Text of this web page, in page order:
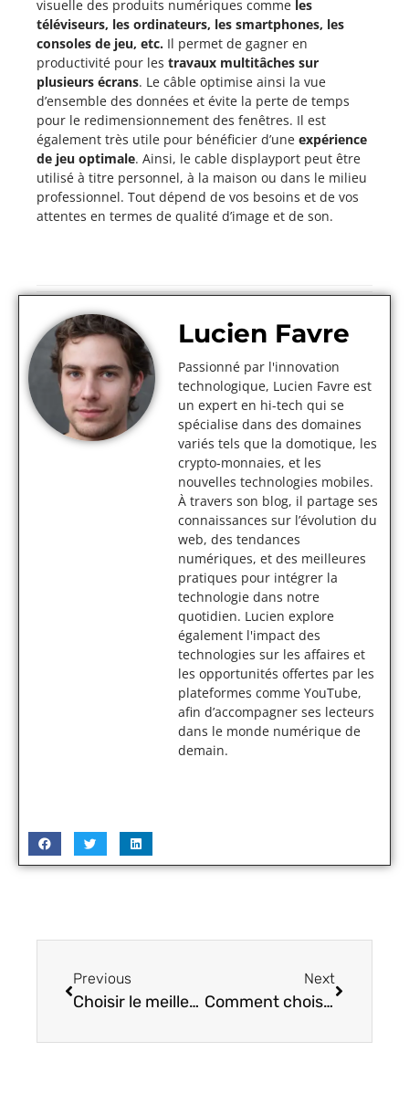
visuelle des produits numériques comme les
téléviseurs, les ordinateurs, les smartphones, les
consoles de jeu, etc. Il permet de gagner en
productivité pour les travaux multitâches sur
plusieurs écrans. Le câble optimise ainsi la vue
d’ensemble des données et évite la perte de temps
pour le redimensionnement des fenêtres. Il est
également très utile pour bénéficier d’une expérience
de jeu optimale. Ainsi, le cable displayport peut être
utilisé à titre personnel, à la maison ou dans le milieu
professionnel. Tout dépend de vos besoins et de vos
attentes en termes de qualité d’image et de son.
Lucien Favre
Passionné par l'innovation
technologique, Lucien Favre est
un expert en hi-tech qui se
spécialise dans des domaines
variés tels que la domotique, les
crypto-monnaies, et les
nouvelles technologies mobiles.
À travers son blog, il partage ses
connaissances sur l’évolution du
web, des tendances
numériques, et des meilleures
pratiques pour intégrer la
technologie dans notre
quotidien. Lucien explore
également l'impact des
technologies sur les affaires et
les opportunités offertes par les
plateformes comme YouTube,
afin d’accompagner ses lecteurs
dans le monde numérique de
demain.
Previous
Choisir le meilleur système de sécurité pour une protection optimale
Next
Comment choisir sa montre connectée de sport?